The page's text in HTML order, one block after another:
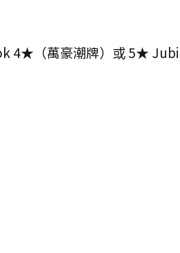
4★（萬豪潮牌）或 5★